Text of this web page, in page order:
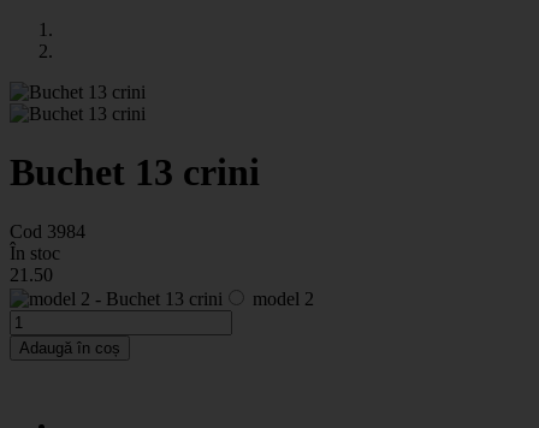
Buchet 13 crini
Cod 3984
În stoc
21 .50
model 2
Adaugă în coș